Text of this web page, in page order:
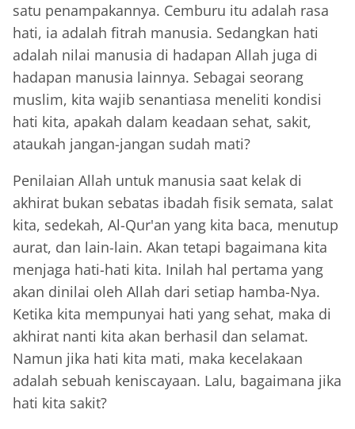
satu penampakannya. Cemburu itu adalah rasa
hati, ia adalah fitrah manusia. Sedangkan hati
adalah nilai manusia di hadapan Allah juga di
hadapan manusia lainnya. Sebagai seorang
muslim, kita wajib senantiasa meneliti kondisi
hati kita, apakah dalam keadaan sehat, sakit,
ataukah jangan-jangan sudah mati?
Penilaian Allah untuk manusia saat kelak di
akhirat bukan sebatas ibadah fisik semata, salat
kita, sedekah, Al-Qur'an yang kita baca, menutup
aurat, dan lain-lain. Akan tetapi bagaimana kita
menjaga hati-hati kita. Inilah hal pertama yang
akan dinilai oleh Allah dari setiap hamba-Nya.
Ketika kita mempunyai hati yang sehat, maka di
akhirat nanti kita akan berhasil dan selamat.
Namun jika hati kita mati, maka kecelakaan
adalah sebuah keniscayaan. Lalu, bagaimana jika
hati kita sakit?